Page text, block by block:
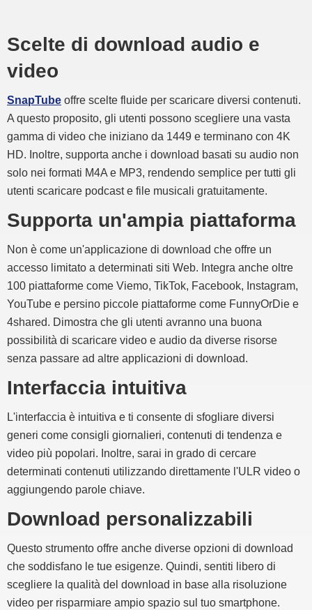
Scelte di download audio e
video
SnapTube offre scelte fluide per scaricare diversi contenuti.
A questo proposito, gli utenti possono scegliere una vasta
gamma di video che iniziano da 1449 e terminano con 4K
HD. Inoltre, supporta anche i download basati su audio non
solo nei formati M4A e MP3, rendendo semplice per tutti gli
utenti scaricare podcast e file musicali gratuitamente.
Supporta un'ampia piattaforma
Non è come un'applicazione di download che offre un
accesso limitato a determinati siti Web. Integra anche oltre
100 piattaforme come Viemo, TikTok, Facebook, Instagram,
YouTube e persino piccole piattaforme come FunnyOrDie e
4shared. Dimostra che gli utenti avranno una buona
possibilità di scaricare video e audio da diverse risorse
senza passare ad altre applicazioni di download.
Interfaccia intuitiva
L'interfaccia è intuitiva e ti consente di sfogliare diversi
generi come consigli giornalieri, contenuti di tendenza e
video più popolari. Inoltre, sarai in grado di cercare
determinati contenuti utilizzando direttamente l'ULR video o
aggiungendo parole chiave.
Download personalizzabili
Questo strumento offre anche diverse opzioni di download
che soddisfano le tue esigenze. Quindi, sentiti libero di
scegliere la qualità del download in base alla risoluzione
video per risparmiare ampio spazio sul tuo smartphone.